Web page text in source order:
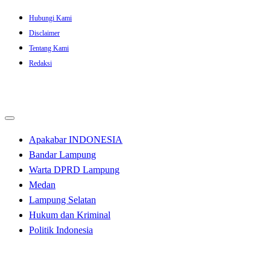
Skip
content
Hubungi Kami
Disclaimer
Tentang Kami
Redaksi
Apakabar INDONESIA
Bandar Lampung
Warta DPRD Lampung
Medan
Lampung Selatan
Hukum dan Kriminal
Politik Indonesia